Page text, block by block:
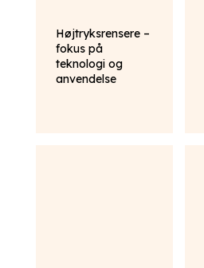
Højtryksrensere –
fokus på
teknologi og
anvendelse